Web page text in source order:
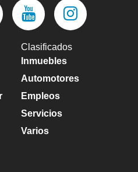
Clasificados
Inmuebles
Automotores
Empleos
Servicios
Varios